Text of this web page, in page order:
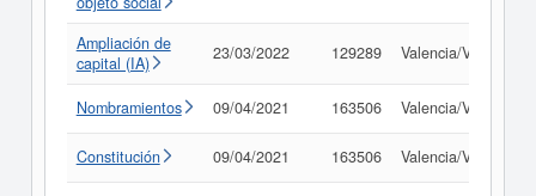
Ampliación de
capital (IA)
23/03/2022 129289 Valencia/València
Nombramientos 09/04/2021 163506 Valencia/València
Constitución 09/04/2021 163506 Valencia/València